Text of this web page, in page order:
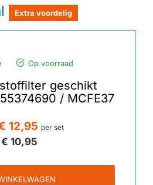
Extra voordelig
Op voorraad
geschikt
/ MCFE37
12,95 per set
€ 10,95